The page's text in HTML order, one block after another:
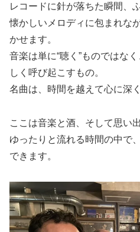
レコードに針が落ちた瞬間、
懐かしいメロディに包まれな
かせます。
音楽は単に“聴く”ものではな
しく呼び起こすもの。
名曲は、時間を越えて心に深
ここは音楽と酒、そして思い
ゆったりと流れる時間の中で
できます。